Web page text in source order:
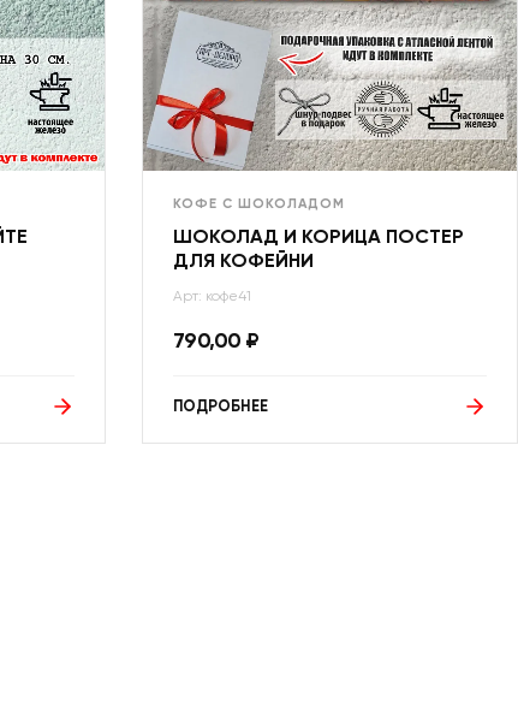
КОФЕ С ШОКОЛАДОМ
ШОКОЛАД И КОРИЦА ПОСТЕР
ДЛЯ КОФЕЙНИ
Арт: кофе41
790,00 ₽
ПОДРОБНЕЕ